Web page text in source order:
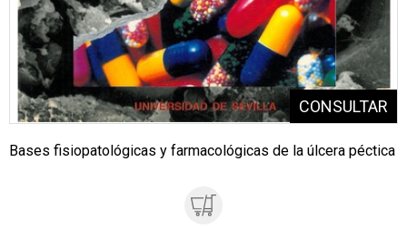
Bases fisiopatológicas y farmacológicas de la úlcera péctica